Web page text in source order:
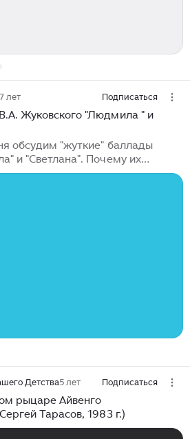
лет Подписаться
Жуковского "Людмила " и
обсудим "жуткие" баллады
и "Светлана". Почему их
/Ставим пальчики
Детства5 лет Подписаться
рыцаре Айвенго
Тарасов, 1983 г.)